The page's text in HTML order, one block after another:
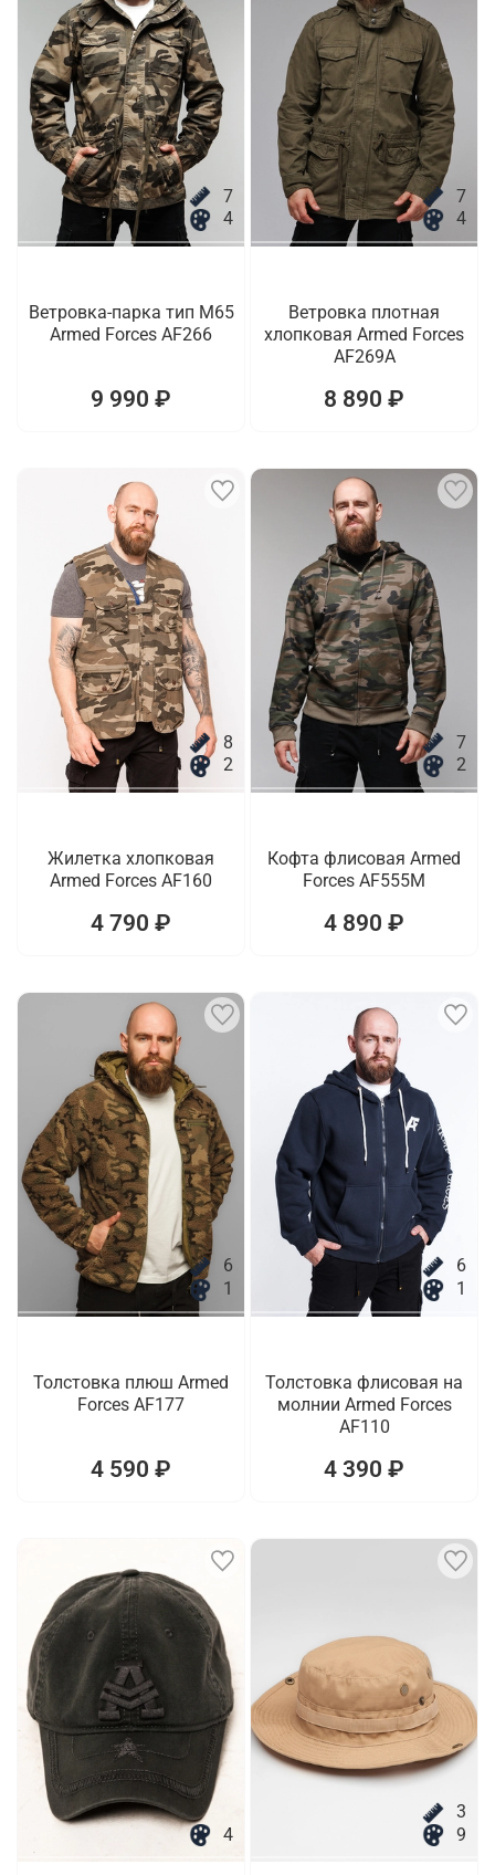
7
4
Ветровка-парка тип M65
Armed Forces AF266
9 990 ₽
7
4
Ветровка плотная
хлопковая Armed Forces
AF269A
8 890 ₽
8
2
Жилетка хлопковая
Armed Forces AF160
4 790 ₽
7
2
Кофта флисовая Armed
Forces AF555M
4 890 ₽
6
1
Толстовка плюш Armed
Forces AF177
4 590 ₽
6
1
Толстовка флисовая на
молнии Armed Forces
AF110
4 390 ₽
4
3
9